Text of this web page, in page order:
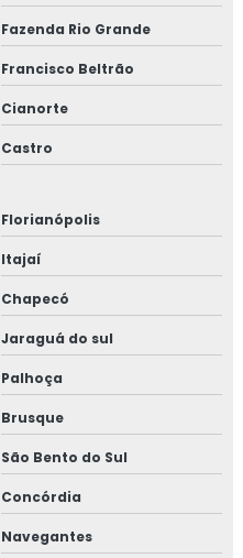
Fazenda Rio Grande
Francisco Beltrão
Cianorte
Castro
Florianópolis
Itajaí
Chapecó
Jaraguá do sul
Palhoça
Brusque
São Bento do Sul
Concórdia
Navegantes